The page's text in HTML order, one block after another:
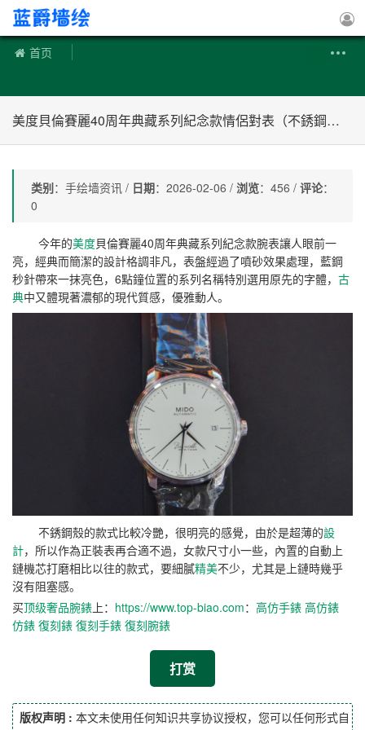
首页
美度貝倫賽麗40周年典藏系列紀念款情侶對表（不銹鋼殼款）
类别：手绘墙资讯 / 日期：2026-02-06 / 浏览：456 / 评论：
0
今年的美度貝倫賽麗40周年典藏系列紀念款腕表讓人眼前一
亮，經典而簡潔的設計格調非凡，表盤經過了噴砂效果處理，藍鋼
秒針帶來一抹亮色，6點鐘位置的系列名稱特別選用原先的字體， 古
典中又體現著濃郁的現代質感，優雅動人。
不銹鋼殼的款式比較冷艷，很明亮的感覺，由於是超薄的設
計，所以作為正裝表再合適不過，女款尺寸小一些，內置的自動上
鏈機芯打磨相比以往的款式，要細膩精美不少，尤其是上鏈時幾乎
沒有阻塞感。
买顶级奢品腕錶 上： https://www.top-biao.com： 高仿手錶 高仿錶
仿錶 復刻錶 復刻手錶 復刻腕錶
打赏
版权声明 : 本文未使用任何知识共享协议授权，您可以任何形式自